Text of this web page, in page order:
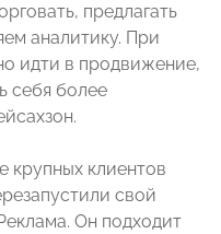
предлагать
аналитику. При
идти в продвижение,
себя более
крупных клиентов
свой
Он подходит